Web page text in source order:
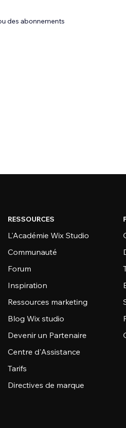
des abonnements
RESSOURCES
L'Académie Wix Studio
Communauté
Forum
Inspiration
Ressources marketing
Blog Wix studio
Devenir un Partenaire
Centre d'Assistance
Tarifs
Directives de marque